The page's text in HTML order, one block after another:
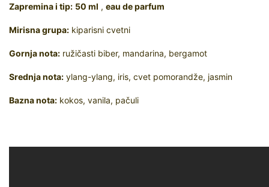
Zapremina i tip: 50 ml , eau de parfum
Mirisna grupa: kiparisni cvetni
Gornja nota: ružičasti biber, mandarina, bergamot
Srednja nota: ylang-ylang, iris, cvet pomorandže, jasmin
Bazna nota: kokos, vanila, pačuli